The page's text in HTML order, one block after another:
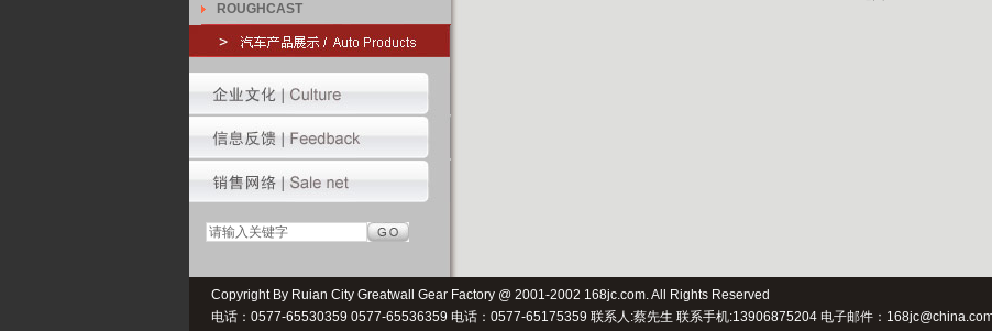
ROUGHCAST
Copyright By Ruian City Greatwall Gear Factory @ 2001-2002 168jc.com. All Rights Reserved
电话：0577-65530359 0577-65536359 电话：0577-65175359 联系人:蔡先生 联系手机:13906875204 电子邮件：